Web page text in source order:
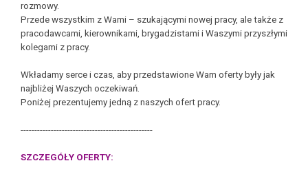
rozmowy.
Przede wszystkim z Wami – szukającymi nowej pracy, ale także z
pracodawcami, kierownikami, brygadzistami i Waszymi przyszłymi
kolegami z pracy.
Wkładamy serce i czas, aby przedstawione Wam oferty były jak
najbliżej Waszych oczekiwań.
Poniżej prezentujemy jedną z naszych ofert pracy.
------------------------------------------------
SZCZEGÓŁY OFERTY: